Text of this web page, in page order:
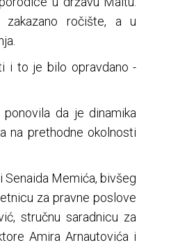
ročište, a u
i to je bilo opravdano -
da je dinamika
na prethodne okolnosti
Memića, bivšeg
za pravne poslove
stručnu saradnicu za
Amira Arnautovića i